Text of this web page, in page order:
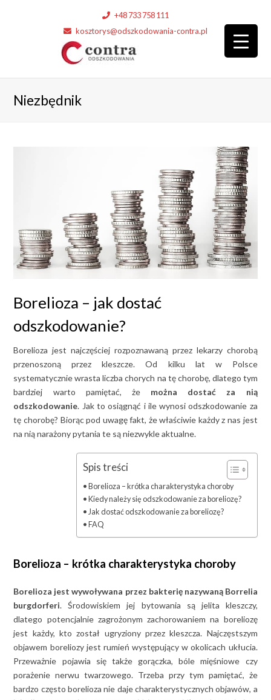
+48 733 758 111
kosztorys@odszkodowania-contra.pl
Niezbędnik
Borelioza – jak dostać
odszkodowanie?
Borelioza jest najczęściej rozpoznawaną przez lekarzy chorobą
przenoszoną przez kleszcze. Od kilku lat w Polsce
systematycznie wrasta liczba chorych na tę chorobę, dlatego tym
bardziej warto pamiętać, że można dostać za nią
odszkodowanie. Jak to osiągnąć i ile wynosi odszkodowanie za
tę chorobę? Biorąc pod uwagę fakt, że właściwie każdy z nas jest
na nią narażony pytania te są niezwykle aktualne.
Spis treści
Borelioza – krótka charakterystyka choroby
Kiedy należy się odszkodowanie za boreliozę?
Jak dostać odszkodowanie za boreliozę?
FAQ
Borelioza – krótka charakterystyka choroby
Borelioza jest wywoływana przez bakterię nazywaną Borrelia
burgdorferi. Środowiskiem jej bytowania są jelita kleszczy,
dlatego potencjalnie zagrożonym zachorowaniem na boreliozę
jest każdy, kto został ugryziony przez kleszcza. Najczęstszym
objawem boreliozy jest rumień występujący w okolicach ukłucia.
Przeważnie pojawia się także gorączka, bóle mięśniowe czy
porażenie nerwu twarzowego. Trzeba przy tym pamiętać, że
bardzo często borelioza nie daje charakterystycznych objawów, a